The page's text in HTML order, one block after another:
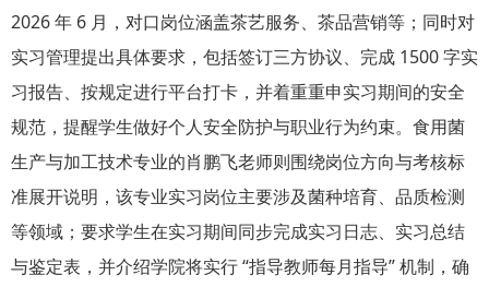
2026 年 6 月，对口岗位涵盖茶艺服务、茶品营销等；同时对
实习管理提出具体要求，包括签订三方协议、完成 1500 字实
习报告、按规定进行平台打卡，并着重重申实习期间的安全
规范，提醒学生做好个人安全防护与职业行为约束。食用菌
生产与加工技术专业的肖鹏飞老师则围绕岗位方向与考核标
准展开说明，该专业实习岗位主要涉及菌种培育、品质检测
等领域；要求学生在实习期间同步完成实习日志、实习总结
与鉴定表，并介绍学院将实行 “指导教师每月指导” 机制，确